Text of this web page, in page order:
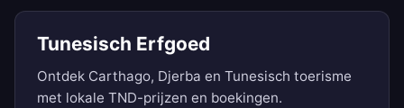
Tunesisch Erfgoed
Ontdek Carthago, Djerba en Tunesisch toerisme
met lokale TND-prijzen en boekingen.